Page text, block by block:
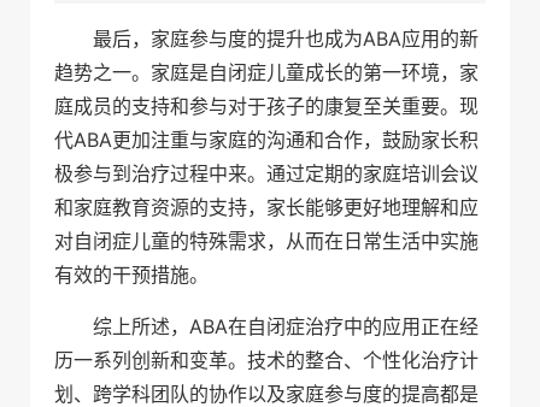
最后，家庭参与度的提升也成为ABA应用的新
趋势之一。家庭是自闭症儿童成长的第一环境，家
庭成员的支持和参与对于孩子的康复至关重要。现
代ABA更加注重与家庭的沟通和合作，鼓励家长积
极参与到治疗过程中来。通过定期的家庭培训会议
和家庭教育资源的支持，家长能够更好地理解和应
对自闭症儿童的特殊需求，从而在日常生活中实施
有效的干预措施。
综上所述，ABA在自闭症治疗中的应用正在经
历一系列创新和变革。技术的整合、个性化治疗计
划、跨学科团队的协作以及家庭参与度的提高都是